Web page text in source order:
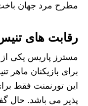
مطرح مرد جهان
رقابت‌ های
مسترز پاریس یکی
برای بازیکنان
این تورنمنت فقط
پذیر می باشد. حال